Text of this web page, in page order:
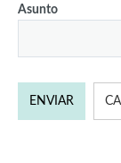
Asunto
ENVIAR